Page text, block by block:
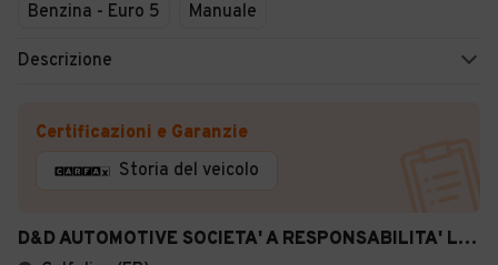
Benzina - Euro 5
Manuale
Descrizione
Certificazioni e Garanzie
Storia del veicolo
D&D AUTOMOTIVE SOCIETA' A RESPONSABILITA' LIMITATA SEMPLIFICATA